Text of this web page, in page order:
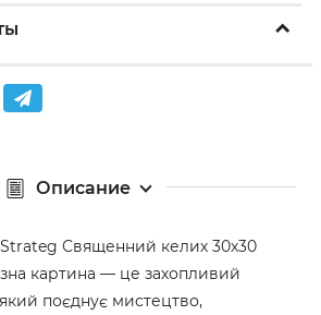
Описание
Священний келих 30х30
картина — це захопливий
поєднує мистецтво,